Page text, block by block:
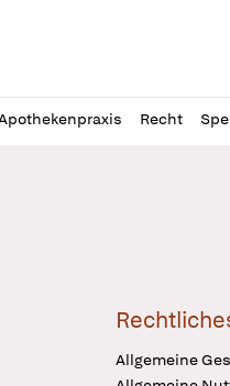
Recht
Allgemeine